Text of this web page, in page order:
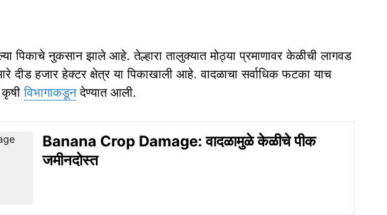
पिकाचे नुकसान झाले आहे. तेल्हारा तालुक्यात मोठ्या प्रमाणावर केळीची लागवड
दीड हजार हेक्टर क्षेत्र या पिकाखाली आहे. वादळाचा सर्वाधिक फटका याच
कृषीविभागाकडूनदेण्यात आली.
Banana Crop Damage: वादळामुळे केळीचे पीक
जमीनदोस्त